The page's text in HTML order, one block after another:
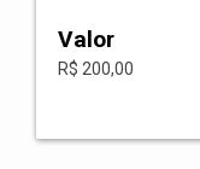
Valor
R$ 200,00